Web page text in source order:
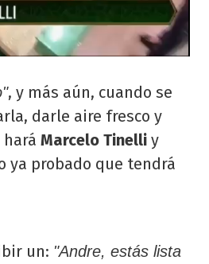
, y más aún, cuando se
darle aire fresco y
Marcelo Tinelli y
ya probado que tendrá
un: "Andre, estás lista